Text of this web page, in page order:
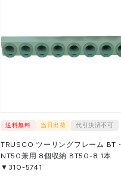
送料無料 当日出荷 代引決済不可
TRUSCO ツーリングフレーム BT・
NT50兼用 8個収納 BT50-8 1本
▼310-5741